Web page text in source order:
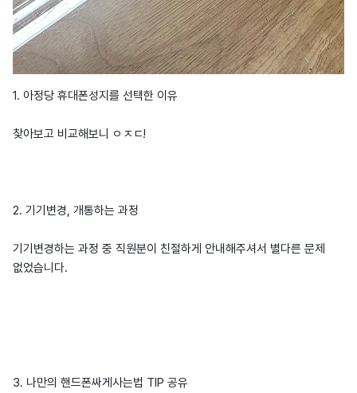
1. 아정당 휴대폰성지를 선택한 이유
찾아보고 비교해보니 ㅇㅈㄷ!
2. 기기변경, 개통하는 과정
기기변경하는 과정 중 직원분이 친절하게 안내해주셔서 별다른 문제
없었습니다.
3. 나만의 핸드폰싸게사는법 TIP 공유